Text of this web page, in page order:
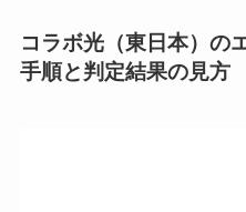
コラボ光（東日本）の
手順と判定結果の見方